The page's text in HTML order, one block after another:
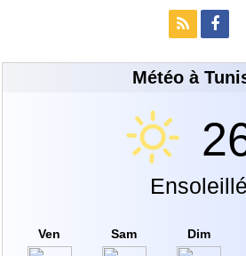
Météo à
Ensoleillé
Ven Sam Dim